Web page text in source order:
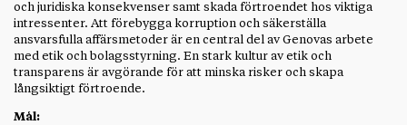
och juridiska konsekvenser samt skada förtroendet hos viktiga
intressenter. Att förebygga korruption och säkerställa
ansvarsfulla affärsmetoder är en central del av Genovas arbete
med etik och bolagsstyrning. En stark kultur av etik och
transparens är avgörande för att minska risker och skapa
långsiktigt förtroende.
Mål: